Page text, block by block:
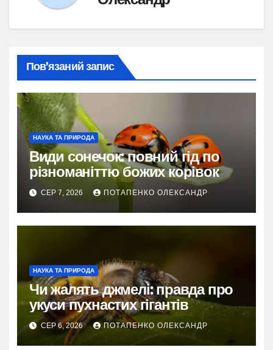
Пов’язаний запис
НАУКА ТА ПРИРОДА
Види сонечок: повний гід по
різноманіттю божих корівок
СЕР 7, 2026 ПОТАПЕНКО ОЛЕКСАНДР
НАУКА ТА ПРИРОДА
Чи жалять джмелі: правда про
укуси пухнастих гігантів
СЕР 6, 2026 ПОТАПЕНКО ОЛЕКСАНДР